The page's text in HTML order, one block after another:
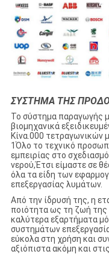
ΣΥΣΤΗΜΑ ΤΗΣ
Το σύστημα παραγωγής
βιομηχανικά
Κίνα.000 τετραγωνικών
1Όλο το τεχνικό
εμπειρίας στο
νερού,Έτσι είμαστε σε
όλα τα είδη των
επεξεργασίας λυμάτων.
Από την ίδρυσή της, η
ποιότητα ως τη ζωή της
καλύτερα εξαρτήματα
συστημάτων
εύκολα στη χρήση και
αξιόπιστα ακόμη και